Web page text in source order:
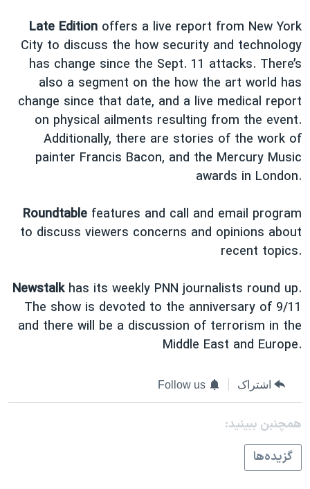
Late Edition offers a live report from New York
City to discuss the how security and technology
has change since the Sept. 11 attacks. There’s
also a segment on the how the art world has
change since that date, and a live medical report
on physical ailments resulting from the event.
Additionally, there are stories of the work of
painter Francis Bacon, and the Mercury Music
awards in London.
Roundtable features and call and email program
to discuss viewers concerns and opinions about
recent topics.
Newstalkhas its weekly PNN journalists round up.
The show is devoted to the anniversary of 9/11
and there will be a discussion of terrorism in the
Middle East and Europe.
اشتراک Follow us
همچنبن ببینید:
گزيده‌ها